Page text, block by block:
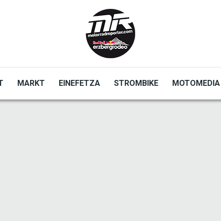
MARKT EINEFETZA STROMBIKE MOTOMEDIA